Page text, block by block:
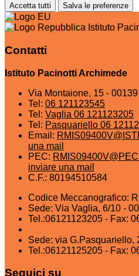
Accetta tutti Salva le preferenze
Istituto
Contatti
Istituto Pacinotti Archimede
Via Montaione, 15 -
Tel: 06 121123545
Tel: Vaglia 06 121123205
Tel: Pasquariello 06
Email:
una mail
PEC:
inviare una mail
C.F.: 80194510584
Codice Meccanografico:
Sede: Via Vaglia, 6/10 -
Tel.:06121123205 - Fax:
Sede: via G.Pasquariello,
Tel.:06121125205 - Fax:
Seguici su